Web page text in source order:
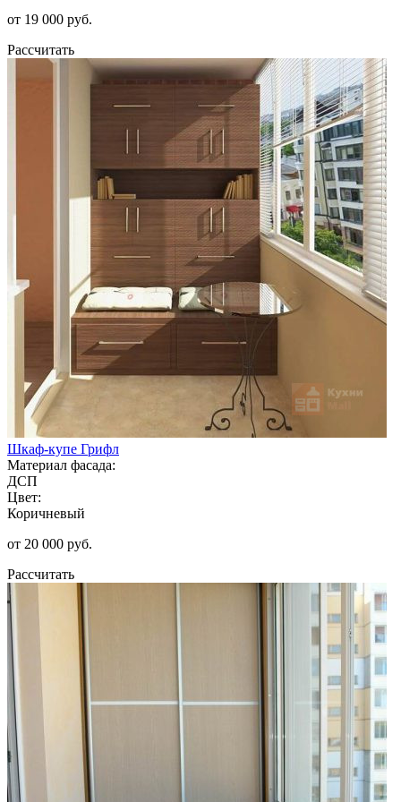
от 19 000 руб.
Рассчитать
Шкаф-купе Грифл
Материал фасада:
ДСП
Цвет:
Коричневый
от 20 000 руб.
Рассчитать